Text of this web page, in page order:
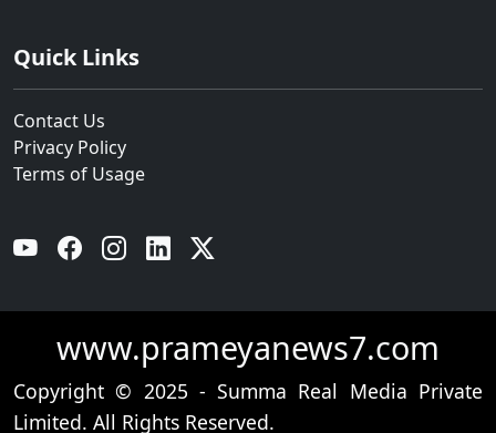
Quick Links
Contact Us
Privacy Policy
Terms of Usage
YouTube Facebook Instagram Linkedin
www.prameyanews7.com
Copyright © 2025 - Summa Real Media Private
Limited. All Rights Reserved.